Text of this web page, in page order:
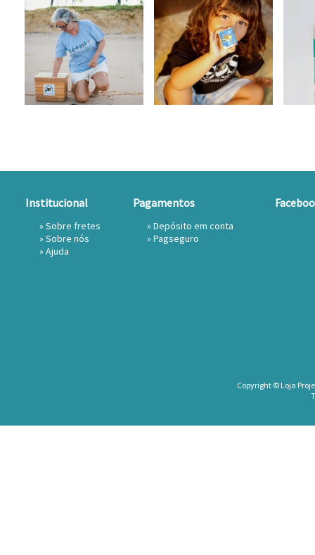
Institucional
» Sobre fretes
» Sobre nós
» Ajuda
Pagamentos
» Depósito em conta
» Pagseguro
Copyright © Loja